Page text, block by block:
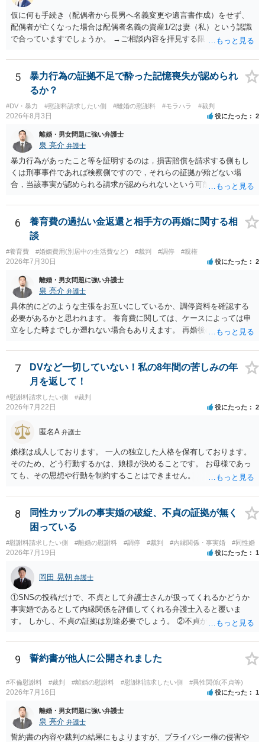
仮に何も手続き（配偶者から長男へ名義変更や遺言書作成）をせず、
配偶者が亡くなった場合は配偶者名義の資産1/2は妻（私）という認識
で合っていますでしょうか。 →ご相談内容を拝見する限りでは、その
完全に所有する場合は、他の相続人に対して自宅の評価額の１/２の代
償金の支払いが必要になります。
5
暴力行為の証拠不足で酔った記憶喪失が認められ
るか？
#DV・暴力 #慰謝料請求したい側 #離婚の慰謝料 #モラハラ #裁判
2026年8月3日 役にたった 2
離婚・男女問題に強い弁護士
泉 亮介 弁護士
暴力行為があったこと等を証明するのは，損害賠償を請求する側もし
くは刑事事件であれば検察側ですので，それらの証拠が殆どない場
合，当該事実が認められる請求が認められないという可能性はあるで
6
養育費の過払い金返還と相手方の再婚に関する相
談
#養育費 #婚姻費用(別居中の生活費など) #裁判 #調停 #親権
2026年7月30日 役にたった 2
離婚・男女問題に強い弁護士
泉 亮介 弁護士
具体的にどのような主張をお互いにしているか、調停資料を確認する
必要があるかと思われます。 養育費に関しては、ケースによっては申
立をした時までしか遡れない場合もありえます。 再婚後の相手方の行
養育費に関するやりとり等があればそちらについても確認する必要が
あるでしょう。 公開相談の場での回答よりも個別に弁護士にご相談さ
れることをお勧めいたします。
7
DVなど一切していない！私の8年間の苦しみの年
月を返して！
#慰謝料請求したい側 #裁判
2026年7月22日 役にたった 2
匿名A 弁護士
娘様は成人しております。 一人の独立した人格を保有しております。
そのため、どう行動するかは、娘様が決めることです。 お母様であっ
ても、その思想や行動を制約することはできません。
8
同性カップルの事実婚の破綻、不貞の証拠が無く
困っている
#慰謝料請求したい側 #離婚の慰謝料 #調停 #裁判 #内縁関係・事実婚 #同性婚
2026年7月19日 役にたった 1
岡田 晃朝 弁護士
①SNSの投稿だけで、不貞として弁護士さんが扱ってくれるかどうか
事実婚であるとして内縁関係を評価してくれる弁護士入ると覆いま
す。 しかし、不貞の証拠は別途必要でしょう。 ②不貞が認められない
消にあたるかどうか そこは協議の余地はあるかもしれませんが、離婚
の場合も相互に帰責性が無ければ（立証できなければ）、慰謝料など
9 誓約書が他人に公開されました
#不倫慰謝料 #裁判 #離婚の慰謝料 #慰謝料請求したい側 #異性関係(不貞等)
2026年7月16日 役にたった 1
離婚・男女問題に強い弁護士
泉 亮介 弁護士
誓約書の内容や裁判の結果にもよりますが、プライバシー権の侵害や